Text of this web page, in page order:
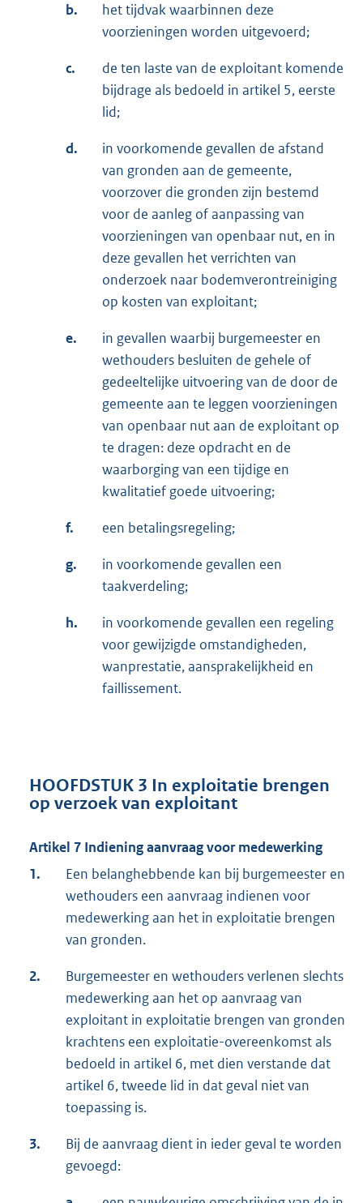
b.
het tijdvak waarbinnen deze
voorzieningen worden uitgevoerd;
c.
de ten laste van de exploitant komende
bijdrage als bedoeld in artikel 5, eerste
lid;
d.
in voorkomende gevallen de afstand
van gronden aan de gemeente,
voorzover die gronden zijn bestemd
voor de aanleg of aanpassing van
voorzieningen van openbaar nut, en in
deze gevallen het verrichten van
onderzoek naar bodemverontreiniging
op kosten van exploitant;
e.
in gevallen waarbij burgemeester en
wethouders besluiten de gehele of
gedeeltelijke uitvoering van de door de
gemeente aan te leggen voorzieningen
van openbaar nut aan de exploitant op
te dragen: deze opdracht en de
waarborging van een tijdige en
kwalitatief goede uitvoering;
f. een betalingsregeling;
g.
in voorkomende gevallen een
taakverdeling;
h.
in voorkomende gevallen een regeling
voor gewijzigde omstandigheden,
wanprestatie, aansprakelijkheid en
faillissement.
HOOFDSTUK 3 In exploitatie brengen
op verzoek van exploitant
Artikel 7 Indiening aanvraag voor medewerking
1.
Een belanghebbende kan bij burgemeester en
wethouders een aanvraag indienen voor
medewerking aan het in exploitatie brengen
van gronden.
2.
Burgemeester en wethouders verlenen slechts
medewerking aan het op aanvraag van
exploitant in exploitatie brengen van gronden
krachtens een exploitatie-overeenkomst als
bedoeld in artikel 6, met dien verstande dat
artikel 6, tweede lid in dat geval niet van
toepassing is.
3.
Bij de aanvraag dient in ieder geval te worden
gevoegd: